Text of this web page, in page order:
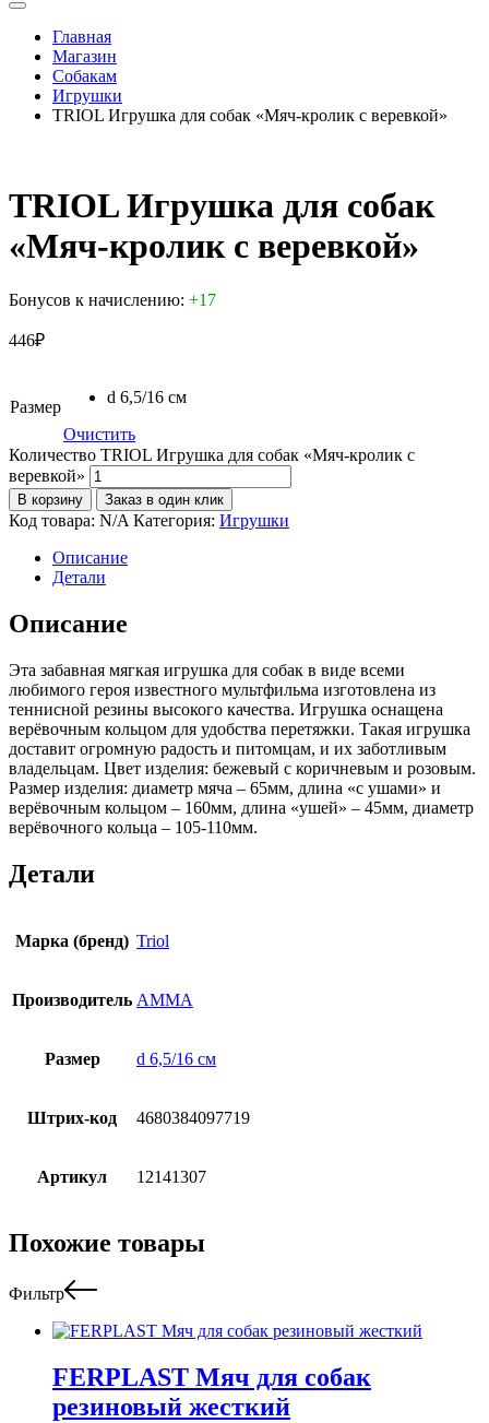
Главная
Магазин
Собакам
Игрушки
TRIOL Игрушка для собак «Мяч-кролик с веревкой»
TRIOL Игрушка для собак
«Мяч-кролик с веревкой»
Бонусов к начислению: +17
446₽
Размер
d 6,5/16 см
Очистить
Количество TRIOL Игрушка для собак «Мяч-кролик с
веревкой»
В корзину Заказ в один клик
Код товара: N/A Категория: Игрушки
Описание
Детали
Описание
Эта забавная мягкая игрушка для собак в виде всеми
любимого героя известного мультфильма изготовлена из
теннисной резины высокого качества. Игрушка оснащена
верёвочным кольцом для удобства перетяжки. Такая игрушка
доставит огромную радость и питомцам, и их заботливым
владельцам. Цвет изделия: бежевый с коричневым и розовым.
Размер изделия: диаметр мяча – 65мм, длина «с ушами» и
верёвочным кольцом – 160мм, длина «ушей» – 45мм, диаметр
верёвочного кольца – 105-110мм.
Детали
Марка (бренд) Triol
Производитель АММА
Размер d 6,5/16 см
Штрих-код 4680384097719
Артикул 12141307
Похожие товары
Фильтр
FERPLAST Мяч для собак
резиновый жесткий